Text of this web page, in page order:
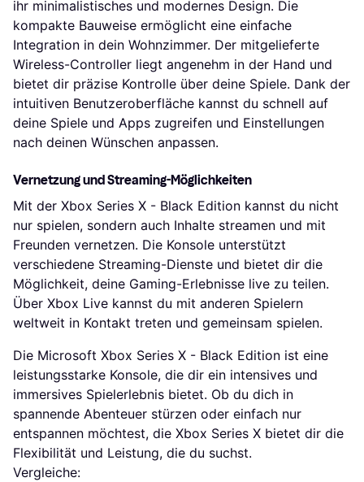
ihr minimalistisches und modernes Design. Die
kompakte Bauweise ermöglicht eine einfache
Integration in dein Wohnzimmer. Der mitgelieferte
Wireless-Controller liegt angenehm in der Hand und
bietet dir präzise Kontrolle über deine Spiele. Dank der
intuitiven Benutzeroberfläche kannst du schnell auf
deine Spiele und Apps zugreifen und Einstellungen
nach deinen Wünschen anpassen.
Vernetzung und Streaming-Möglichkeiten
Mit der Xbox Series X - Black Edition kannst du nicht
nur spielen, sondern auch Inhalte streamen und mit
Freunden vernetzen. Die Konsole unterstützt
verschiedene Streaming-Dienste und bietet dir die
Möglichkeit, deine Gaming-Erlebnisse live zu teilen.
Über Xbox Live kannst du mit anderen Spielern
weltweit in Kontakt treten und gemeinsam spielen.
Die Microsoft Xbox Series X - Black Edition ist eine
leistungsstarke Konsole, die dir ein intensives und
immersives Spielerlebnis bietet. Ob du dich in
spannende Abenteuer stürzen oder einfach nur
entspannen möchtest, die Xbox Series X bietet dir die
Flexibilität und Leistung, die du suchst.
Vergleiche: